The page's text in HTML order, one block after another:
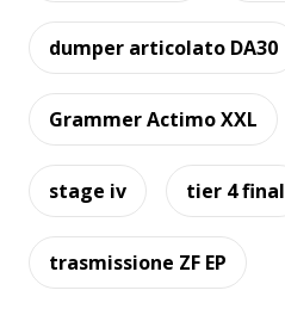
dumper articolato DA30
Grammer Actimo XXL
stage iv tier 4 final
trasmissione ZF EP